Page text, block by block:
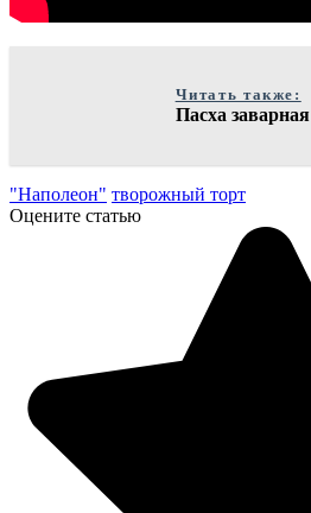
Читать также:
Пасха заварная
"Наполеон" творожный торт
Оцените статью